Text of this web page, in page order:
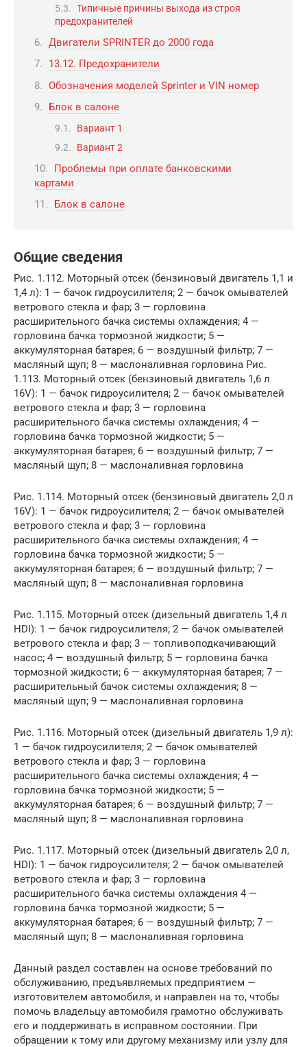
Типичные причины выхода из строя
предохранителей
Двигатели SPRINTER до 2000 года
13.12. Предохранители
Обозначения моделей Sprinter и VIN номер
Блок в салоне
Вариант 1
Вариант 2
Проблемы при оплате банковскими
картами
Блок в салоне
Общие сведения
Рис. 1.112. Моторный отсек (бензиновый двигатель 1,1 и
1,4 л): 1 — бачок гидроусилителя; 2 — бачок омывателей
ветрового стекла и фар; 3 — горловина
расширительного бачка системы охлаждения; 4 —
горловина бачка тормозной жидкости; 5 —
аккумуляторная батарея; 6 — воздушный фильтр; 7 —
масляный щуп; 8 — маслоналивная горловина Рис.
1.113. Моторный отсек (бензиновый двигатель 1,6 л
16V): 1 — бачок гидроусилителя; 2 — бачок омывателей
ветрового стекла и фар; 3 — горловина
расширительного бачка системы охлаждения; 4 —
горловина бачка тормозной жидкости; 5 —
аккумуляторная батарея; 6 — воздушный фильтр; 7 —
масляный щуп; 8 — маслоналивная горловина
Рис. 1.114. Моторный отсек (бензиновый двигатель 2,0 л
16V): 1 — бачок гидроусилителя; 2 — бачок омывателей
ветрового стекла и фар; 3 — горловина
расширительного бачка системы охлаждения; 4 —
горловина бачка тормозной жидкости; 5 —
аккумуляторная батарея; 6 — воздушный фильтр; 7 —
масляный щуп; 8 — маслоналивная горловина
Рис. 1.115. Моторный отсек (дизельный двигатель 1,4 л
HDI): 1 — бачок гидроусилителя; 2 — бачок омывателей
ветрового стекла и фар; 3 — топливоподкачивающий
насос; 4 — воздушный фильтр; 5 — горловина бачка
тормозной жидкости; 6 — аккумуляторная батарея; 7 —
расширительный бачок системы охлаждения; 8 —
масляный щуп; 9 — маслоналивная горловина
Рис. 1.116. Моторный отсек (дизельный двигатель 1,9 л):
1 — бачок гидроусилителя; 2 — бачок омывателей
ветрового стекла и фар; 3 — горловина
расширительного бачка системы охлаждения; 4 —
горловина бачка тормозной жидкости; 5 —
аккумуляторная батарея; 6 — воздушный фильтр; 7 —
масляный щуп; 8 — маслоналивная горловина
Рис. 1.117. Моторный отсек (дизельный двигатель 2,0 л,
HDI): 1 — бачок гидроусилителя; 2 — бачок омывателей
ветрового стекла и фар; 3 — горловина
расширительного бачка системы охлаждения 4 —
горловина бачка тормозной жидкости; 5 —
аккумуляторная батарея; 6 — воздушный фильтр; 7 —
масляный щуп; 8 — маслоналивная горловина
Данный раздел составлен на основе требований по
обслуживанию, предъявляемых предприятием —
изготовителем автомобиля, и направлен на то, чтобы
помочь владельцу автомобиля грамотно обслуживать
его и поддерживать в исправном состоянии. При
обращении к тому или другому механизму или узлу для